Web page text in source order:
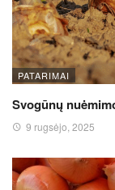
PATARIMAI
Svogūnų
9 rugsėjo, 2025